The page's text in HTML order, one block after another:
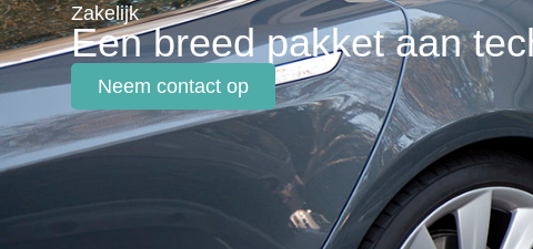
Zakelijk
Een breed pakket aan
Neem contact op